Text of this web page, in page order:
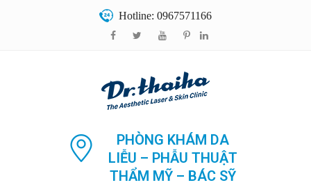
Hotline: 0967571166
PHÒNG KHÁM DA
LIỄU – PHẪU THUẬT
THẨM MỸ – BÁC SỸ